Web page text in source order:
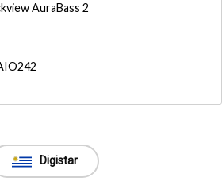
AuraBass 2
Digistar